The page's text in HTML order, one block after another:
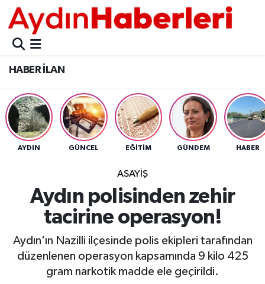
HABER İLAN
AYDIN GÜNCEL EĞİTİM GÜNDEM HABER
ASAYİŞ
Aydın polisinden zehir
tacirine operasyon!
Aydın'ın Nazilli ilçesinde polis ekipleri tarafından
düzenlenen operasyon kapsamında 9 kilo 425
gram narkotik madde ele geçirildi.
GÜNCEL
POLİTİKA
BELEDİYELER
ASAYİŞ
BÜLTEN
ÇEVRE
DIŞ
Aydın Nöbetçi Eczaneler
Aydın Hava Durumu
Aydin Namaz Vakitleri
Aydın Trafik Yoğunluk Haritası
Tüm Manşetler
Son Dakika Haberleri
Haber Arşivi